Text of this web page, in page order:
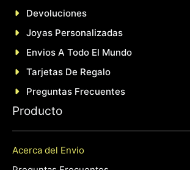
Devoluciones
Joyas Personalizadas
EnVios A Todo El Mundo
Tarjetas De Regalo
Preguntas Frecuentes
Producto
Acerca del Envio